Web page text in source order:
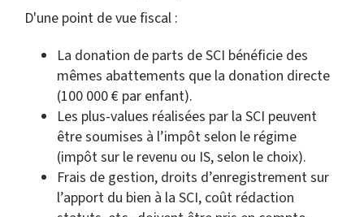
D'une point de vue fiscal :
La donation de parts de SCI bénéficie des
mêmes abattements que la donation directe
(100 000 € par enfant).
Les plus-values réalisées par la SCI peuvent
être soumises à l’impôt selon le régime
(impôt sur le revenu ou IS, selon le choix).
Frais de gestion, droits d’enregistrement sur
l’apport du bien à la SCI, coût rédaction